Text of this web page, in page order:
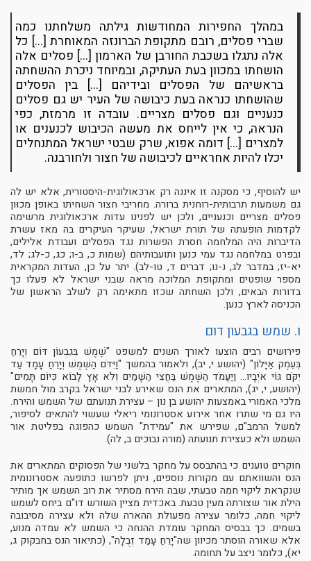
במהלך החפירות המחודשות גילתה משלחתנו כמה
שברי פסלים, רובם מתקופת הברונזה המאוחרת [...] כל
אלה נתגלו בשכבת החורבן של הארמון [...] פסלים אלה
הושחתו במכוון בעת העתיקה, ובמיוחד ניכרת ההשחתה
בראשיהם של הפסלים ובידיהם [...] בין הפסלים
שהושחתו כנראה בעת כיבושה של העיר יש גם פסלים
כנעניים וגם פסלים מצריים. עובדה זו מרמזת, כפי
הנראה, כי אין לייחס את מעשה הכיבוש לכנענים או
למצרים [...] דומה אפוא, שרק שבטי ישראל המתנחלים
יכלו להיות אחראיים לכיבושה של חצור ולחורבנה.
יש להוסיף, כי מסקנה זו איננה רק ארכאולוגית-היסטורית, אלא יש לה
גם משמעות תרבותית-רוחנית ברורה. מחריבי חצור השחיתו באופן מכוּון
פסלים מצריים וכנעניים, ולכן יש לפנינו עדות ארכאולוגית מרשימה
לקדמות הופעתה של תורת ישראל, שעיקר העיקרים בה מאז עשרת
הדיברות היה המלחמה חסרת הפשרות נגד הפסלים ועבודת אלילים,
ובפרט במלחמה נגד עמי כנען ותועבותיהם (שמות כ, ב-ו; כג, כ-לג; לד,
יא-יז; במדבר לג, נ-נו; דברים ד, טו-לב). יתר על כן, העדות המקראית
מספר שופטים ומתקופת המלוכה מראה שבני ישראל לא פעלו כך
בדורות הבאים, ולכן השחתה שכזו מתאימה רק לשלב הראשון של
הכניסה לארץ כנען.
ו. שמש בגבעון דום
פירושים רבים הוצעו לאורך השנים למשפט "שֶׁמֶשׁ בְּגִבְעוֹן דּוֹם וְיָרֵחַ
בְּעֵמֶק אַיָּלוֹן" (יהושע י, יב), ולאמור בהמשך "וַיִּדֹּם הַשֶּׁמֶשׁ וְיָרֵחַ עָמָד עַד
יִקֹּם גּוֹי אֹיְבָיו... וַיַּעֲמֹד הַשֶּׁמֶשׁ בַּחֲצִי הַשָּׁמַיִם וְלֹא אָץ לָבוֹא כְּיוֹם תָּמִים"
(יהושע, י, יג), המתארים את הנס שאירע לבני ישראל בקרב מול חמשת
מלכי האמורי באמצעות יהושע בן נון – עצירת תנועתם של השמש והירח.
היו גם מי שתרו אחר אירוע אסטרונומי ריאלי שעשוי להתאים לסיפור,
למשל הרמב"ם, שפירש את "עמידת" השמש כהפוגה בפליטת אור
השמש ולא כעצירת תנועתה (מורה נבוכים ב, לה).
חוקרים טוענים כי בהתבסס על מחקר בלשני של הפסוקים המתארים את
הנס והשוואתם עם מקורות נוספים, ניתן לפרשו כתופעה אסטרונומית
שנקראת ליקוי חמה טבעתי, שבה הירח מסתיר את רוב השמש אך מותיר
הילת אור שצורתה מעין טבעת. באכדית מציין השורש דו"ם ביחס לשמש
ליקוי חמה, כלומר עצירה מפעולת ההארה שלה ולא עצירה מסיבובה
בשמים. כך בבסיס המחקר עומדת ההנחה כי השמש לא עמדה מנוע,
אלא שאורה הוסתר מכיוון שה"יָרֵחַ עָמַד זְבֻלָה", (כתיאור הנס בחבקוק ג,
יא), כלומר ניצב על תחומה.